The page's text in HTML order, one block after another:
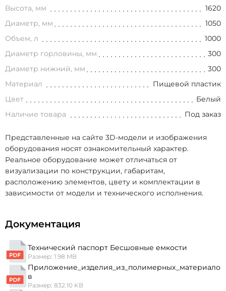
Высота, мм
1620
Диаметр, мм
1050
Объем, л
1000
Диаметр горловины, мм
300
Диаметр нижний, мм
300
Материал
Пищевой пластик
Цвет
Белый
Наличие товара
Под заказ
Представленные на сайте 3D-модели и изображения
оборудования носят ознакомительный характер.
Реальное оборудование может отличаться от
визуализации по конструкции, габаритам,
расположению элементов, цвету и комплектации в
зависимости от модели и технического исполнения.
Документация
Технический паспорт Бесшовные емкости
Размер: 1.98 MB
Приложение_изделия_из_полимерных_материало
в
Размер: 832.10 KB